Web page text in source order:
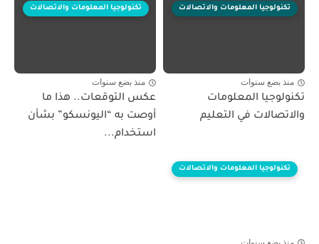
تكنولوجيا المعلومات والاتصالات
منذ بضع سنوات
تكنولوجيا المعلومات
والاتصالات في التعليم
تكنولوجيا المعلومات والاتصالات
منذ بضع سنوات
عكس التوقعات.. هذا ما
أوصت به “اليونسكو” بشأن
استخدام...
تكنولوجيا المعلومات والاتصالات